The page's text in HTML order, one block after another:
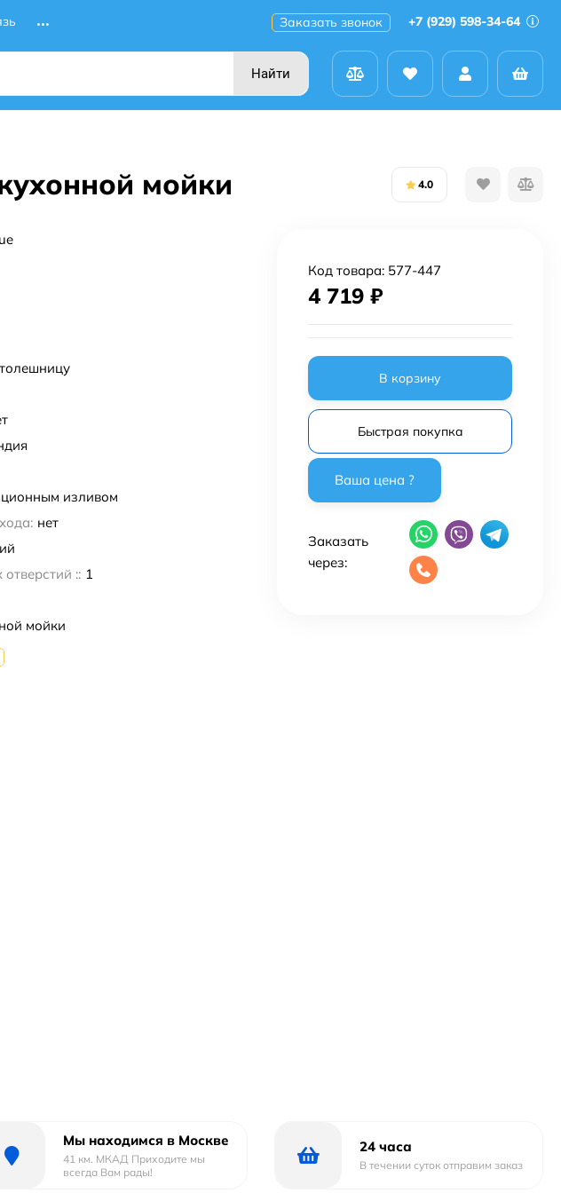
Заказать звонок +7 (929) 598-34-64
Найти
мойки 4.0
изливом
нет
:: 1
мойки
Код товара: 577-447
4 719 ₽
В корзину
Быстрая покупка
Заказать
через:
Мы находимся в Москве
41 км. МКАД Приходите мы
всегда Вам рады!
24 часа
В течении суток отправим заказ